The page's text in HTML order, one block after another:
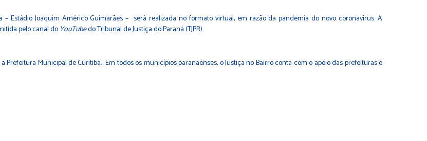
Estádio Joaquim Américo Guimarães – será realizada no formato virtual, em razão da pandemia do novo coronavírus. A
pelo canal do YouTubedo Tribunal de Justiça do Paraná (TJPR).
Municipal de Curitiba. Em todos os municípios paranaenses, o Justiça no Bairro conta com o apoio das prefeituras e